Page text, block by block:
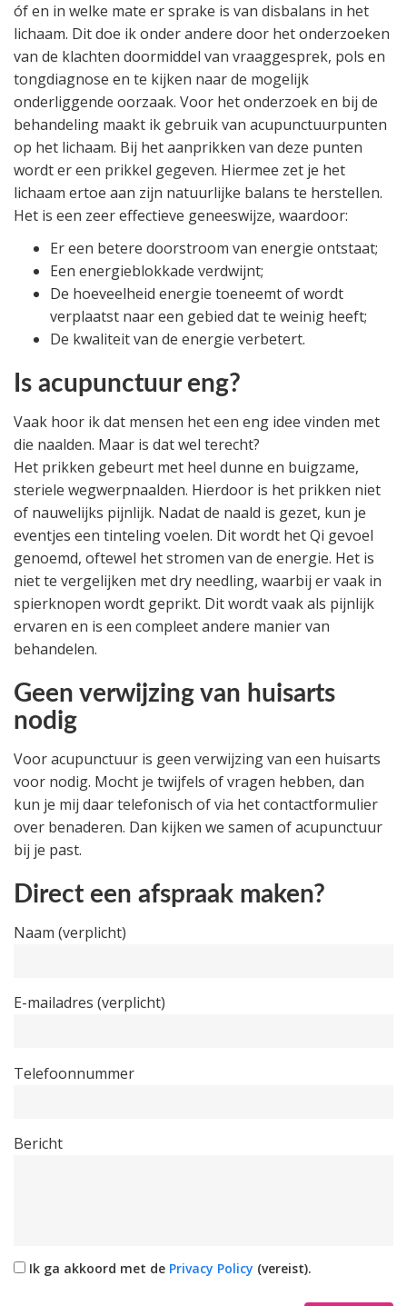
óf en in welke mate er sprake is van disbalans in het
lichaam. Dit doe ik onder andere door het onderzoeken
van de klachten doormiddel van vraaggesprek, pols en
tongdiagnose en te kijken naar de mogelijk
onderliggende oorzaak. Voor het onderzoek en bij de
behandeling maakt ik gebruik van acupunctuurpunten
op het lichaam. Bij het aanprikken van deze punten
wordt er een prikkel gegeven. Hiermee zet je het
lichaam ertoe aan zijn natuurlijke balans te herstellen.
Het is een zeer effectieve geneeswijze, waardoor:
Er een betere doorstroom van energie ontstaat;
Een energieblokkade verdwijnt;
De hoeveelheid energie toeneemt of wordt
verplaatst naar een gebied dat te weinig heeft;
De kwaliteit van de energie verbetert.
Is acupunctuur eng?
Vaak hoor ik dat mensen het een eng idee vinden met
die naalden. Maar is dat wel terecht?
Het prikken gebeurt met heel dunne en buigzame,
steriele wegwerpnaalden. Hierdoor is het prikken niet
of nauwelijks pijnlijk. Nadat de naald is gezet, kun je
eventjes een tinteling voelen. Dit wordt het Qi gevoel
genoemd, oftewel het stromen van de energie. Het is
niet te vergelijken met dry needling, waarbij er vaak in
spierknopen wordt geprikt. Dit wordt vaak als pijnlijk
ervaren en is een compleet andere manier van
behandelen.
Geen verwijzing van huisarts
nodig
Voor acupunctuur is geen verwijzing van een huisarts
voor nodig. Mocht je twijfels of vragen hebben, dan
kun je mij daar telefonisch of via het contactformulier
over benaderen. Dan kijken we samen of acupunctuur
bij je past.
Direct een afspraak maken?
Naam (verplicht)
E-mailadres (verplicht)
Telefoonnummer
Bericht
Ik ga akkoord met de Privacy Policy (vereist).